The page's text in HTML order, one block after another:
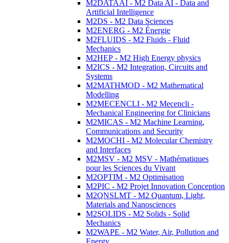
M2DATAAI - M2 Data AI - Data and
Artificial Intelligence
M2DS - M2 Data Sciences
M2ENERG - M2 Énergie
M2FLUIDS - M2 Fluids - Fluid
Mechanics
M2HEP - M2 High Energy physics
M2ICS - M2 Integration, Circuits and
Systems
M2MATHMOD - M2 Mathematical
Modelling
M2MECENCLI - M2 Mecencli -
Mechanical Engineering for Clinicians
M2MICAS - M2 Machine Learning,
Communications and Security
M2MOCHI - M2 Molecular Chemistry
and Interfaces
M2MSV - M2 MSV - Mathématiques
pour les Sciences du Vivant
M2OPTIM - M2 Optimisation
M2PIC - M2 Projet Innovation Conception
M2QNSLMT - M2 Quantum, Light,
Materials and Nanosciences
M2SOLIDS - M2 Solids - Solid
Mechanics
M2WAPE - M2 Water, Air, Pollution and
Energy